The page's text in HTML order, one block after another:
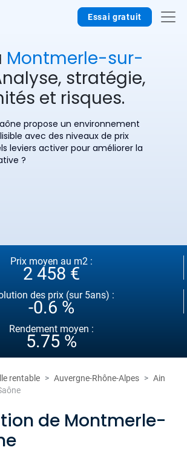
Essai gratuit
Montmerle-sur-
stratégie,
et risques.
propose un environnement
avec des niveaux de prix
leviers activer pour améliorer la
?
Prix moyen au m2 :
2 458 €
des prix (sur 5ans) :
-0.6 %
Rendement moyen :
5.75 %
rentable Auvergne-Rhône-Alpes
Ain
de Montmerle-